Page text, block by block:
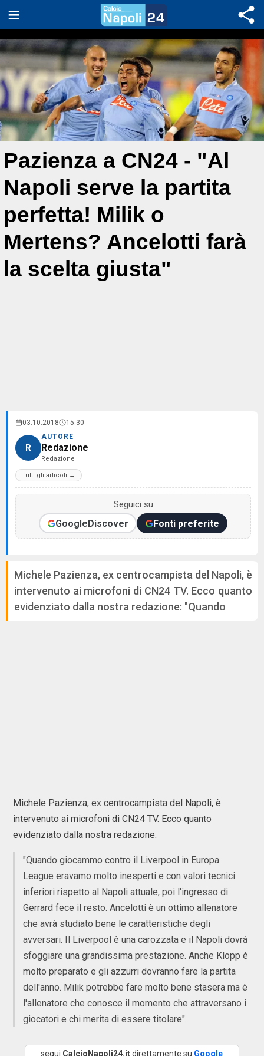
Pazienza a CN24 - "Al
Napoli serve la partita
perfetta! Milik o
Mertens? Ancelotti farà
la scelta giusta"
03.10.2018 15:30
R
AUTORE
Redazione
Redazione
Tutti gli articoli →
Seguici su
GoogleDiscover Fonti preferite
Michele Pazienza, ex centrocampista del Napoli, è
intervenuto ai microfoni di CN24 TV. Ecco quanto
evidenziato dalla nostra redazione: "Quando
Michele Pazienza, ex centrocampista del Napoli, è
intervenuto ai microfoni di CN24 TV. Ecco quanto
evidenziato dalla nostra redazione:
"Quando giocammo contro il Liverpool in Europa
League eravamo molto inesperti e con valori tecnici
inferiori rispetto al Napoli attuale, poi l'ingresso di
Gerrard fece il resto. Ancelotti è un ottimo allenatore
che avrà studiato bene le caratteristiche degli
avversari. Il Liverpool è una carozzata e il Napoli dovrà
sfoggiare una grandissima prestazione. Anche Klopp è
molto preparato e gli azzurri dovranno fare la partita
dell'anno. Milik potrebbe fare molto bene stasera ma è
l'allenatore che conosce il momento che attraversano i
giocatori e chi merita di essere titolare".
segui CalcioNapoli24.itdirettamente su Google